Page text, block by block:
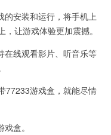
安装和运行，将手机上
让游戏体验更加震撼。
线观看影片、听音乐等
游戏盒，就能尽情
盒。